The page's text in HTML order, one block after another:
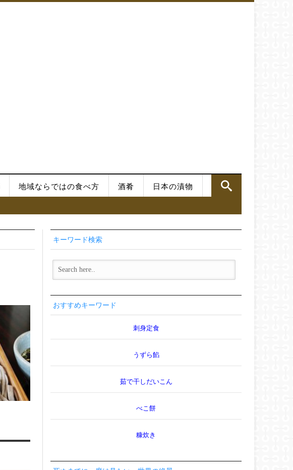
地域ならではの食べ方 酒肴 日本の漬物
キーワード検索
おすすめキーワード
刺身定食
うずら餡
茹で干しだいこん
べこ餅
糠炊き